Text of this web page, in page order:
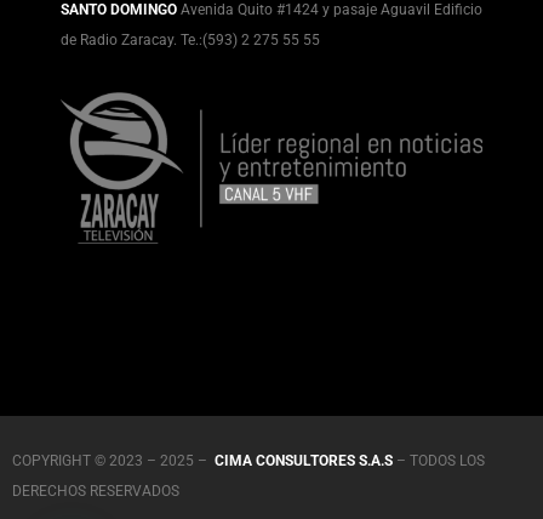
SANTO DOMINGO Avenida Quito #1424 y pasaje Aguavil Edificio
de Radio Zaracay. Te.:(593) 2 275 55 55
COPYRIGHT © 2023 – 2025 – CIMA CONSULTORES S.A.S – TODOS LOS
DERECHOS RESERVADOS